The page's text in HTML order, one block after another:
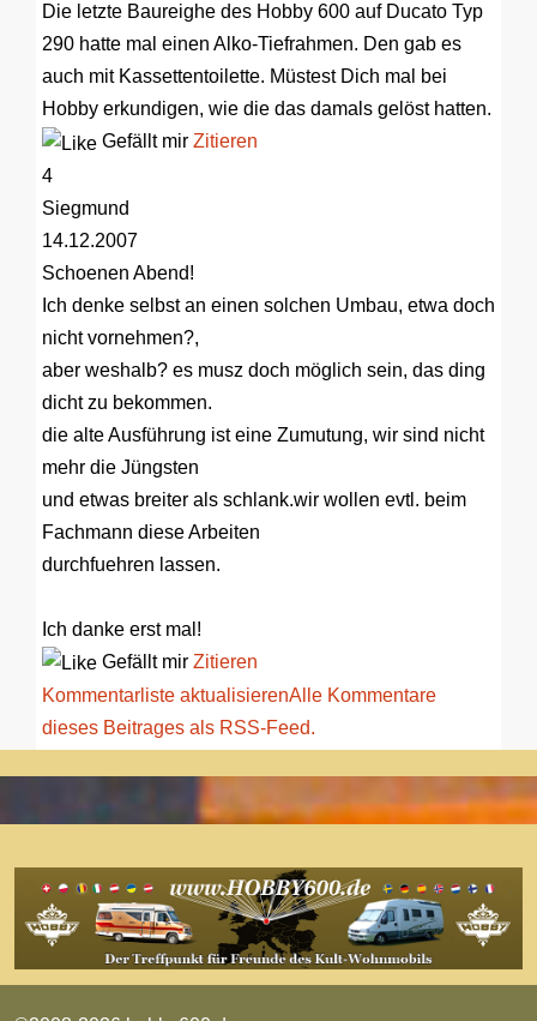
Die letzte Baureighe des Hobby 600 auf Ducato Typ
290 hatte mal einen Alko-Tiefrahmen. Den gab es
auch mit Kassettentoilette. Müstest Dich mal bei
Hobby erkundigen, wie die das damals gelöst hatten.
Gefällt mir Zitieren
4
Siegmund
14.12.2007
Schoenen Abend!
Ich denke selbst an einen solchen Umbau, etwa doch
nicht vornehmen?,
aber weshalb? es musz doch möglich sein, das ding
dicht zu bekommen.
die alte Ausführung ist eine Zumutung, wir sind nicht
mehr die Jüngsten
und etwas breiter als schlank.wir wollen evtl. beim
Fachmann diese Arbeiten
durchfuehren lassen.
Ich danke erst mal!
Gefällt mir Zitieren
Kommentarliste aktualisierenAlle Kommentare
dieses Beitrages als RSS-Feed.